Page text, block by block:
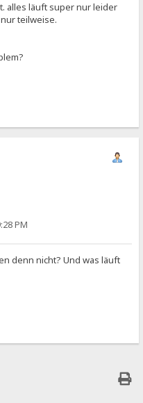
alles läuft super nur leider
teilweise.
PM
denn nicht? Und was läuft